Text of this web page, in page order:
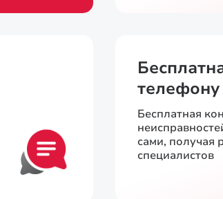
телефону
Бесплатная
сами, получая
специалистов